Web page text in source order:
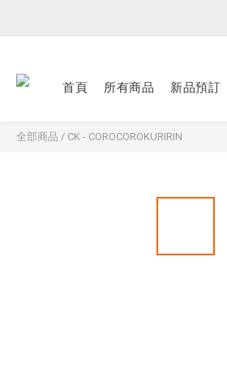
首頁 所有商品 新品預訂
全部商品 / CK - COROCOROKURIRIN